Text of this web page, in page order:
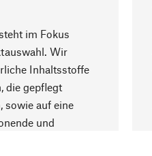
im Fokus
Wir
Inhaltsstoffe
die gepflegt
sowie auf eine
und